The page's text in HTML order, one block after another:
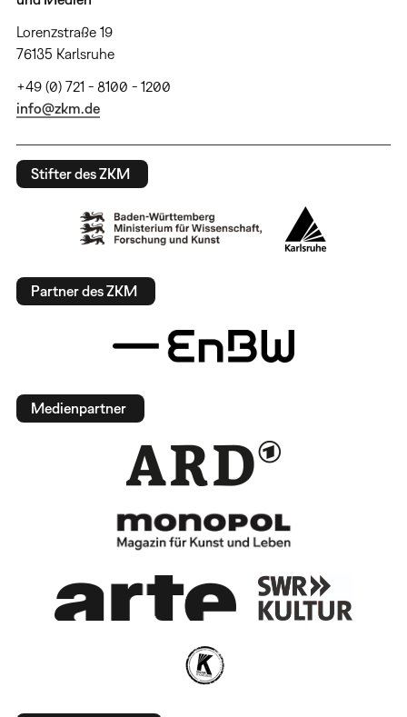
Lorenzstraße 19
76135 Karlsruhe
+49 (0) 721 - 8100 - 1200
info@zkm.de
Stifter des ZKM
Partner des ZKM
Medienpartner